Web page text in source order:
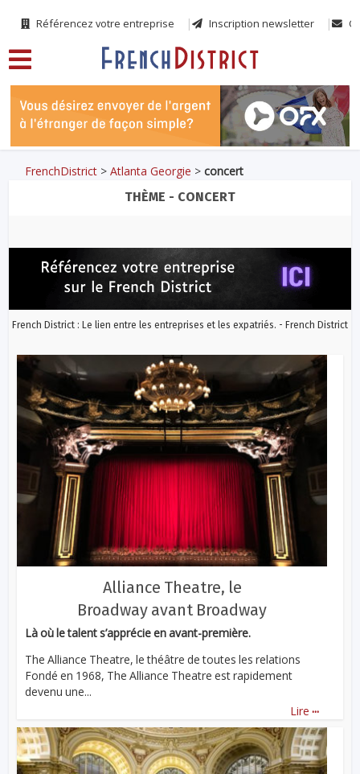
Référencez votre entreprise Inscription newsletter
FrenchDistrict >Atlanta Georgie >concert
THÈME - CONCERT
French District : Le lien entre les entreprises et les expatriés. - French District
Alliance Theatre, le
Broadway avant Broadway
Là où le talent s’apprécie en avant-première.
The Alliance Theatre, le théâtre de toutes les relations
Fondé en 1968, The Alliance Theatre est rapidement
devenu une...
Lire ...